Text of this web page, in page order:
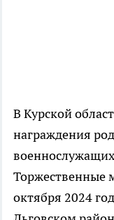
В Курской
награждения
Торжественные
октября 2024